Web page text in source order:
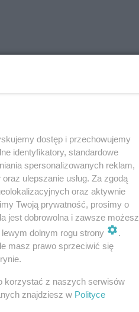
wszyscy,
dostęp i przechowujemy
identyfikatory, standardowe
spersonalizowanych reklam,
ulepszanie usług. Za zgodą
oraz aktywnie
Twoją prywatność, prosimy o
jest dobrowolna i zawsze możesz
dolnym rogu strony
.
masz prawo sprzeciwić się
korzystać z naszych serwisów
znajdziesz w Polityce